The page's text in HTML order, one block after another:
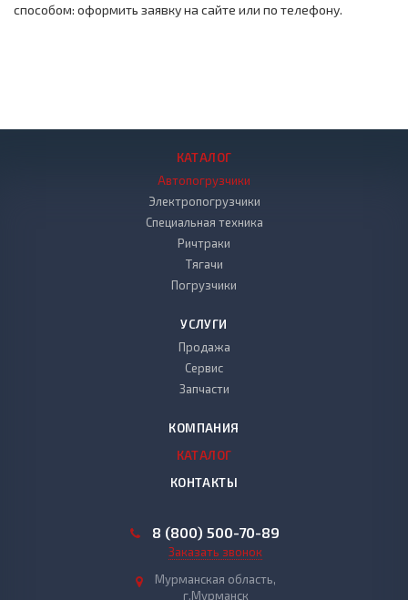
способом: оформить заявку на сайте или по телефону.
КАТАЛОГ
Автопогрузчики
Электропогрузчики
Специальная техника
Ричтраки
Тягачи
Погрузчики
УСЛУГИ
Продажа
Сервис
Запчасти
КОМПАНИЯ
КАТАЛОГ
КОНТАКТЫ
8 (800) 500-70-89
Заказать звонок
Мурманская область,
г.Мурманск